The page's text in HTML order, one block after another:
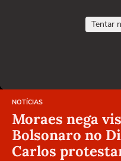
Tentar
NOTÍCIAS
Moraes nega
Bolsonaro no
Carlos